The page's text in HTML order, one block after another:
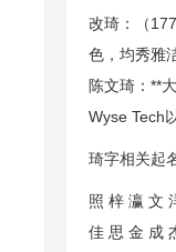
改琦：（
色，均秀雅
陈文琦：**
Wyse Tech
琦字相关起
照 梓 瀛 文
佳 思 金 成